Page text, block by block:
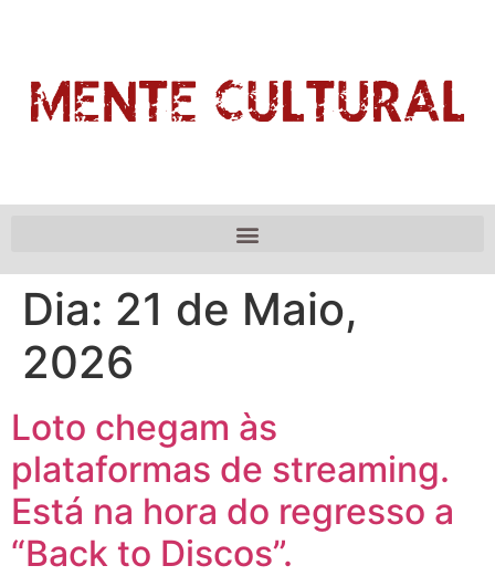
Dia: 21 de Maio,
2026
Loto chegam às
plataformas de streaming.
Está na hora do regresso a
“Back to Discos”.